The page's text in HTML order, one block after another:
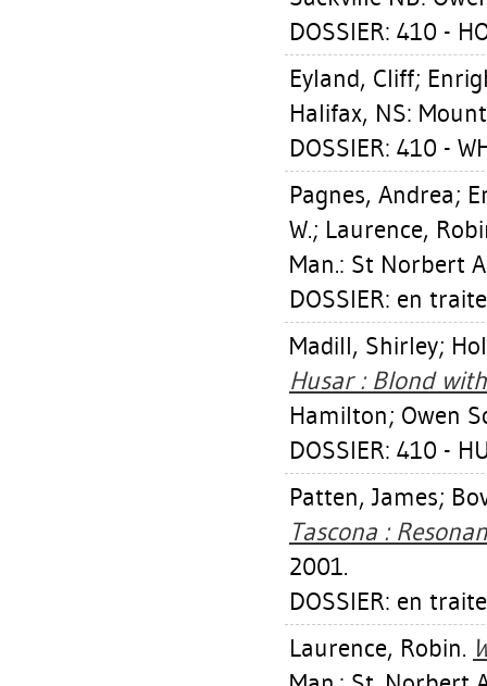
DOSSIER: 410 -
Eyland, Cliff;
Halifax, NS:
DOSSIER: 410 -
Pagnes, Andrea;
W.; Laurence,
Man.: St Norbert
DOSSIER: en
Madill, Shirley;
Husar : Blond
Hamilton; Owen
DOSSIER: 410 -
Patten, James;
Tascona :
2001.
DOSSIER: en
Laurence, Robin.